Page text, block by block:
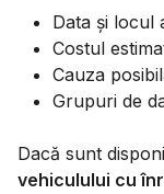
Data și locul
Costul
Cauza
Grupuri de
Dacă sunt
vehiculului cu